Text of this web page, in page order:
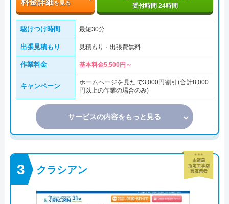
を見る 受付時間 24時間
駆けつけ時間 最短30分
出張見積もり 見積もり・出張費無料
作業料金 基本料金5,500円～
キャンペーン
ホームページを見たで3,000円割引(合計8,000
円以上の作業の場合のみ)
サービスの内容をもっと見る
クラシアン